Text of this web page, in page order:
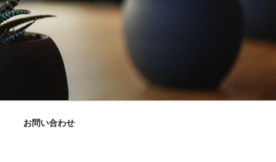
お問い合わせ